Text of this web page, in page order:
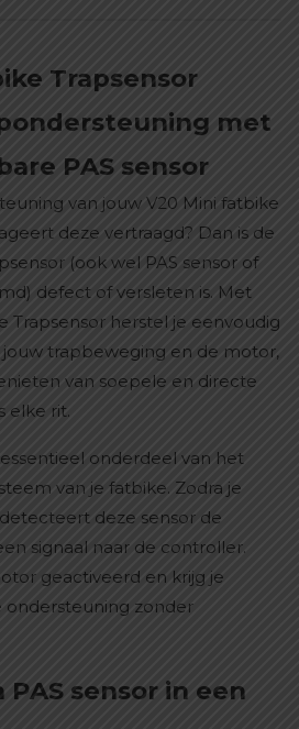
Trapsensor
met
PAS sensor
van jouw V20 Mini fatbike
deze vertraagd? Dan is de
(ook wel PAS sensor of
defect of versleten is. Met
Trapsensor herstel je eenvoudig
trapbeweging en de motor,
van soepele en directe
elke rit.
onderdeel van het
van je fatbike. Zodra je
deze sensor de
signaal naar de controller.
geactiveerd en krijg je
ondersteuning zonder
sensor in een